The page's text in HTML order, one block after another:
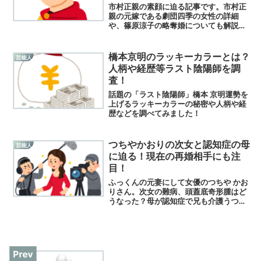
市村正親の素顔に迫る記事です。市村正
親の元嫁である劇団四季の女性の詳細
や、篠原涼子の略奪婚についても解説！
絆にも注目！さらに篠原涼子との離婚理
由の真実にも切り込みました！
芸能人
橋本京明のラッキーカラーとは？
人柄や経歴等ラスト陰陽師を調
査！
話題の「ラスト陰陽師」橋本 京明運勢を
上げるラッキーカラーの秘密や人柄や経
歴などを調べてみました！
芸能人
つちやかおりの次女と認知症の母
に迫る！現在の再婚相手にも注
目！
ふっくんの元妻にして女優のつちや かお
りさん。次女の難病、頭蓋底奇形腫はど
うなった？母が認知症で兄も介護うつ